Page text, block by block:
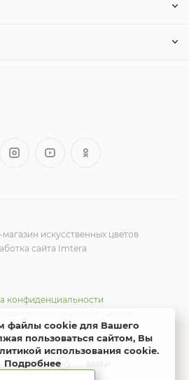
искусственных цветов
сайта Imtera
конфиденциальности
Яндекс метрики и cookie
файлы cookie для Вашего
пользоваться сайтом, Вы
использования cookie.
Подробнее